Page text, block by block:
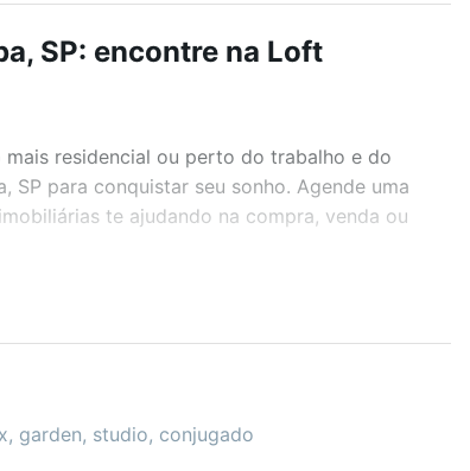
SP: encontre na Loft
residencial ou perto do trabalho e do
para conquistar seu sonho. Agende uma
te ajudando na compra, venda ou
como quantidade de quartos, suítes, com
de festas ou área verde e encontrar
garden, studio, conjugado